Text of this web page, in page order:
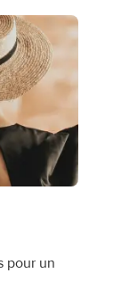
pour un